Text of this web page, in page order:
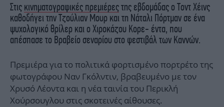
Στις κινηματογραφικές πρεμιέρεςτης εβδομάδας ο Τοντ Χέινς
καθοδήγει την Τζούλιαν Μουρ και τη Νάταλι Πόρτμαν σε ένα
ψυχολογικό θρίλερ και ο Χιροκάζου Κορε- έντα, που
απέσπασε το Βραβείο σεναρίου στο φεστιβάλ των Καννών.
Πρεμιέρα για το πολιτικά φορτισμένο πορτρέτο της
φωτογράφου Ναν Γκόλντιν, βραβευμένο με τον
Χρυσό Λέοντα και η νέα ταινία του Περικλή
Χούρσουγλου στις σκοτεινές αίθουσες.